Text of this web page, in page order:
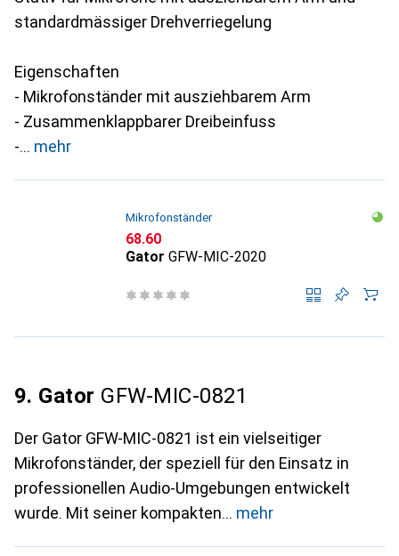
standardmässiger Drehverriegelung
Eigenschaften
- Mikrofonständer mit ausziehbarem Arm
- Zusammenklappbarer Dreibeinfuss
-
mehr
Mikrofonständer
CHF
68.60
Gator GFW-MIC-2020
9. Gator GFW-MIC-0821
Der Gator GFW-MIC-0821 ist ein vielseitiger
Mikrofonständer, der speziell für den Einsatz in
professionellen Audio-Umgebungen entwickelt
wurde. Mit seiner kompakten
mehr